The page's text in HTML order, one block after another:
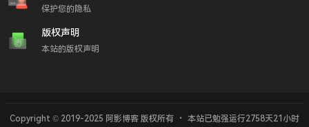
保护您的隐私
版权声明
本站的版权声明
Copyright © 2019-2025 阿影博客 版权所有 ・ 本站已勉强运行2758天21小时